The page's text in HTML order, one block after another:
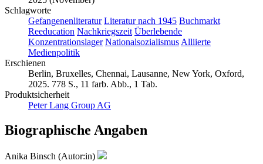
Schlagworte
Gefangenenliteratur Literatur nach 1945 Buchmarkt
Reeducation Nachkriegszeit Überlebende
Konzentrationslager Nationalsozialismus Alliierte
Medienpolitik
Erschienen
Berlin, Bruxelles, Chennai, Lausanne, New York, Oxford,
2025. 778 S., 11 farb. Abb., 1 Tab.
Produktsicherheit
Peter Lang Group AG
Biographische Angaben
Anika Binsch (Autor:in)